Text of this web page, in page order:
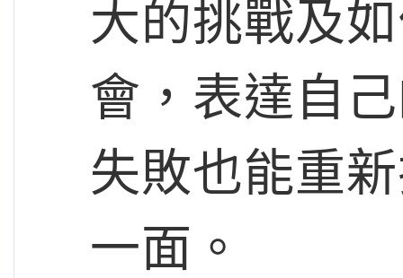
大的挑戰及
會，表達自
失敗也能重
一面。